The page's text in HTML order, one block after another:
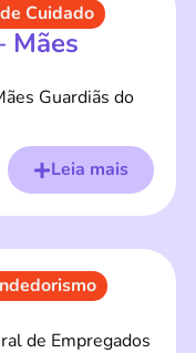
Cuidado
Mães
Guardiãs do
Leia mais
de Empregados